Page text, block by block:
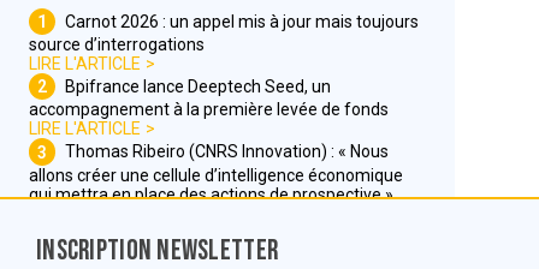
1
Carnot 2026 : un appel mis à jour mais toujours
source d’interrogations
LIRE L'ARTICLE
2
Bpifrance lance Deeptech Seed, un
accompagnement à la première levée de fonds
LIRE L'ARTICLE
3
Thomas Ribeiro (CNRS Innovation) : « Nous
allons créer une cellule d’intelligence économique
qui mettra en place des actions de prospective »
Inscription Newsletter